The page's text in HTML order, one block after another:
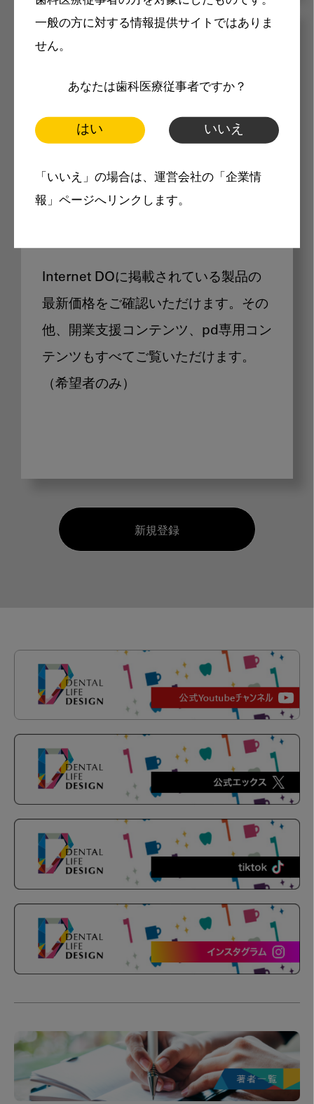
一般の方に対する情報提供サイトではありま
せん。
あなたは歯科医療従事者ですか？
はい いいえ
「いいえ」の場合は、運営会社の「企業情
報」ページへリンクします。
Internet DOに掲載されている
製品価格も閲覧可能
Internet DOに掲載されている製品の
最新価格をご確認いただけます。その
他、開業支援コンテンツ、pd専用コン
テンツもすべてご覧いただけます。
（希望者のみ）
新規登録